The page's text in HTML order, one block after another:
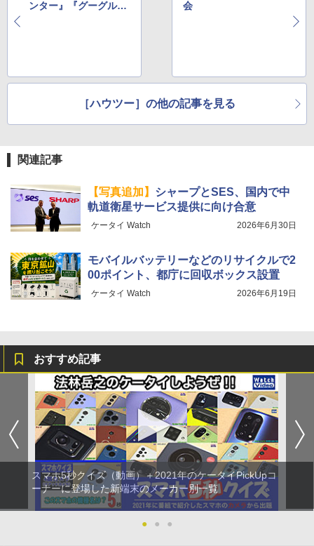
ンター』『グーグル
会』
会
［ハウツー］の他の記事を見る
関連記事
【写真追加】 シャープとSES、国内で中
軌道衛星サービス提供に向け合意
ケータイ Watch 2026年6月30日
モバイルバッテリーなどのリサイクルで2
00ポイント、都庁に回収ボックス設置
ケータイ Watch 2026年6月19日
おすすめ記事
スマホ5秒クイズ（動画）＋2021年のケータイPickUpコ
ーナーに登場した新端末のメーカー別一覧
● ● ●